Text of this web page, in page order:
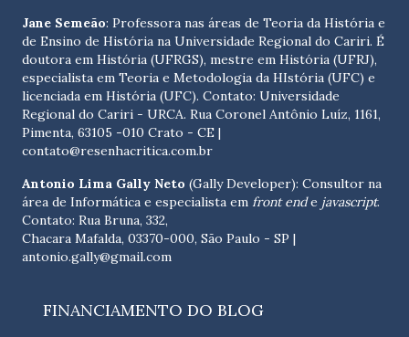
Jane Semeão: Professora nas áreas de Teoria da História e
de Ensino de História na Universidade Regional do Cariri. É
doutora em História (UFRGS), mestre em História (UFRJ),
especialista em Teoria e Metodologia da HIstória (UFC) e
licenciada em História (UFC). Contato: Universidade
Regional do Cariri - URCA. Rua Coronel Antônio Luíz, 1161,
Pimenta, 63105 -010 Crato - CE |
contato@resenhacritica.com.br
Antonio Lima Gally Neto (Gally Developer): Consultor na
área de Informática e especialista em front ende javascript.
Contato: Rua Bruna, 332,
Chacara Mafalda, 03370-000, São Paulo - SP |
antonio.gally@gmail.com
FINANCIAMENTO DO BLOG